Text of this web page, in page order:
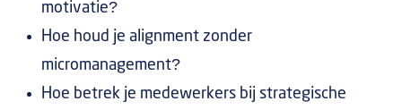
motivatie?
Hoe houd je alignment zonder
micromanagement?
Hoe betrek je medewerkers bij strategische